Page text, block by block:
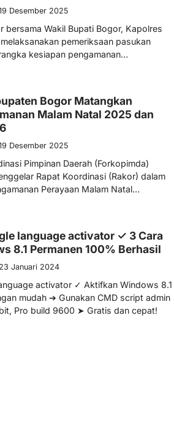
Desember 2025
bersama Wakil Bupati Bogor, Kapolres
pemeriksaan pasukan
kesiapan pengamanan…
Bogor Matangkan
Malam Natal 2025 dan
Desember 2025
Pimpinan Daerah (Forkopimda)
Rapat Koordinasi (Rakor) dalam
Perayaan Malam Natal…
language activator ✓ 3 Cara
8.1 Permanen 100% Berhasil
23 Januari 2024
activator ✓ Aktifkan Windows 8.1
mudah ➔ Gunakan CMD script admin
Pro build 9600 ➤ Gratis dan cepat!